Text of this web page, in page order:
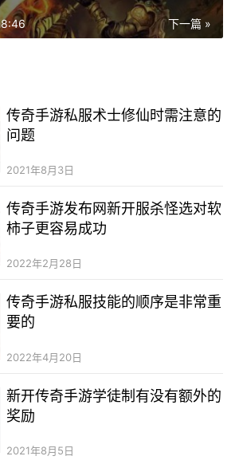
下一篇 »
传奇手游私服术士修仙时需注意的
问题
2021年8月3日
传奇手游发布网新开服杀怪选对软
柿子更容易成功
2022年2月28日
传奇手游私服技能的顺序是非常重
要的
2022年4月20日
新开传奇手游学徒制有没有额外的
奖励
2021年8月5日